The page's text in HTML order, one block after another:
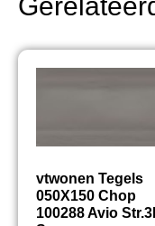
vtwonen Tegels
050X150 Chop
100288 Avio